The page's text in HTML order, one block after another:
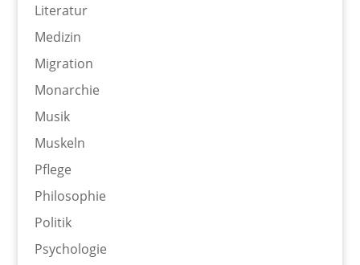
Literatur
Medizin
Migration
Monarchie
Musik
Muskeln
Pflege
Philosophie
Politik
Psychologie